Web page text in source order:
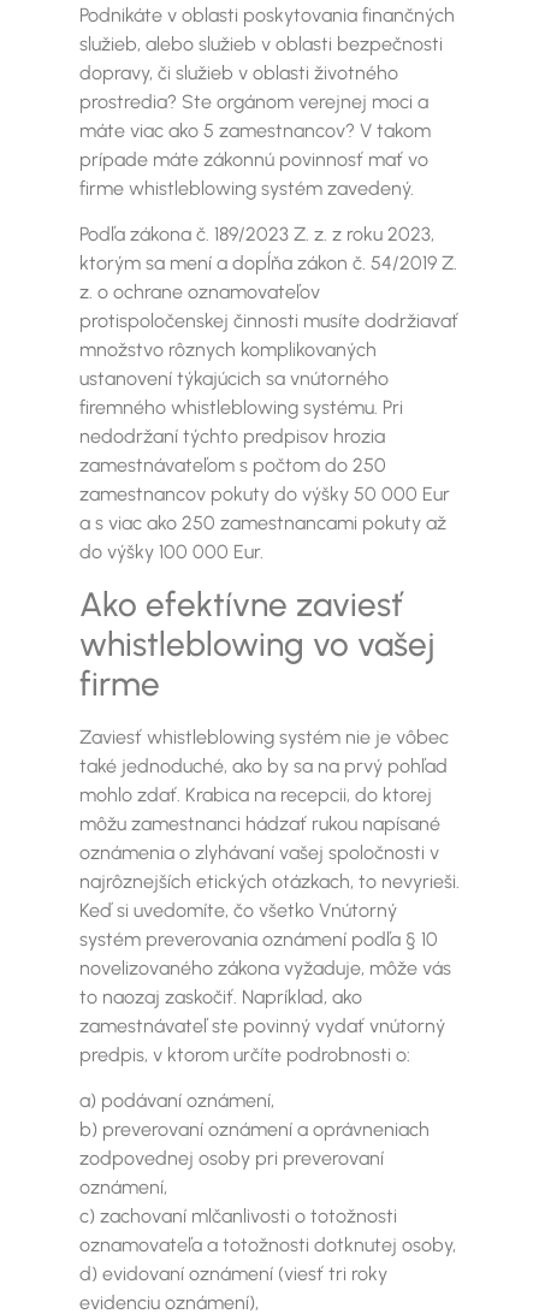
Podnikáte v oblasti poskytovania finančných
služieb, alebo služieb v oblasti bezpečnosti
dopravy, či služieb v oblasti životného
prostredia? Ste orgánom verejnej moci a
máte viac ako 5 zamestnancov? V takom
prípade máte zákonnú povinnosť mať vo
firme whistleblowing systém zavedený.
Podľa zákona č. 189/2023 Z. z. z roku 2023,
ktorým sa mení a dopĺňa zákon č. 54/2019 Z.
z. o ochrane oznamovateľov
protispoločenskej činnosti musíte dodržiavať
množstvo rôznych komplikovaných
ustanovení týkajúcich sa vnútorného
firemného whistleblowing systému. Pri
nedodržaní týchto predpisov hrozia
zamestnávateľom s počtom do 250
zamestnancov pokuty do výšky 50 000 Eur
a s viac ako 250 zamestnancami pokuty až
do výšky 100 000 Eur.
Ako efektívne zaviesť
whistleblowing vo vašej
firme
Zaviesť whistleblowing systém nie je vôbec
také jednoduché, ako by sa na prvý pohľad
mohlo zdať. Krabica na recepcii, do ktorej
môžu zamestnanci hádzať rukou napísané
oznámenia o zlyhávaní vašej spoločnosti v
najrôznejších etických otázkach, to nevyrieši.
Keď si uvedomíte, čo všetko Vnútorný
systém preverovania oznámení podľa § 10
novelizovaného zákona vyžaduje, môže vás
to naozaj zaskočiť. Napríklad, ako
zamestnávateľ ste povinný vydať vnútorný
predpis, v ktorom určíte podrobnosti o:
a) podávaní oznámení,
b) preverovaní oznámení a oprávneniach
zodpovednej osoby pri preverovaní
oznámení,
c) zachovaní mlčanlivosti o totožnosti
oznamovateľa a totožnosti dotknutej osoby,
d) evidovaní oznámení (viesť tri roky
evidenciu oznámení),